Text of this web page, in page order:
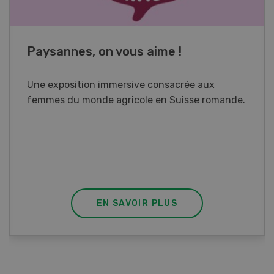
Cours spécialisé Aquaculture
Vous élevez des poissons ou songez à le faire?
Ce cours vous équipe du savoir nécessaire. Si
EN SAVOIR PLUS